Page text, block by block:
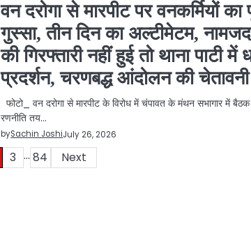
वन दरोगा से मारपीट पर वनकर्मियों का
गुस्सा, तीन दिन का अल्टीमेटम,
की गिरफ्तारी नहीं हुई तो थाना पाटी में
प्रदर्शन, चरणबद्ध आंदोलन की चेतावनी
फोटो_ वन दरोगा से मारपीट के विरोध में चंपावत के मंथन सभागार में
रणनीति तय…
bySachin JoshiJuly 26, 2026
3 … 84 Next